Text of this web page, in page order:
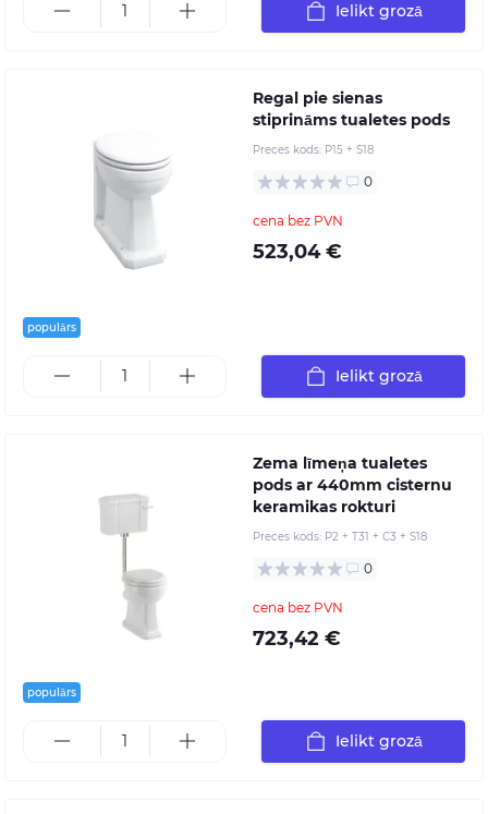
Ielikt grozā
populārs
Regal pie sienas
stiprināms tualetes pods
Preces kods: P15 + S18
0
cena bez PVN
523,04 €
Ielikt grozā
populārs
Zema līmeņa tualetes
pods ar 440mm cisternu
keramikas rokturi
Preces kods: P2 + T31 + C3 + S18
0
cena bez PVN
723,42 €
Ielikt grozā